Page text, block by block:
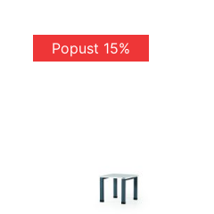
Popust 15%